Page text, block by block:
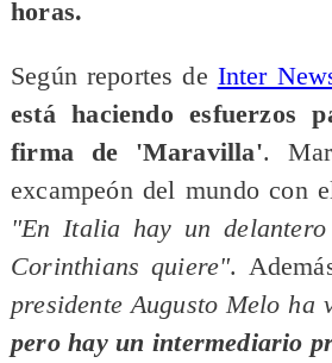
horas.
Según reportes de Inter
está haciendo esfuerzos
firma de 'Maravilla'.
excampeón del mundo con
"En Italia hay un
Corinthians quiere".
presidente Augusto Melo ha
pero hay un intermediario